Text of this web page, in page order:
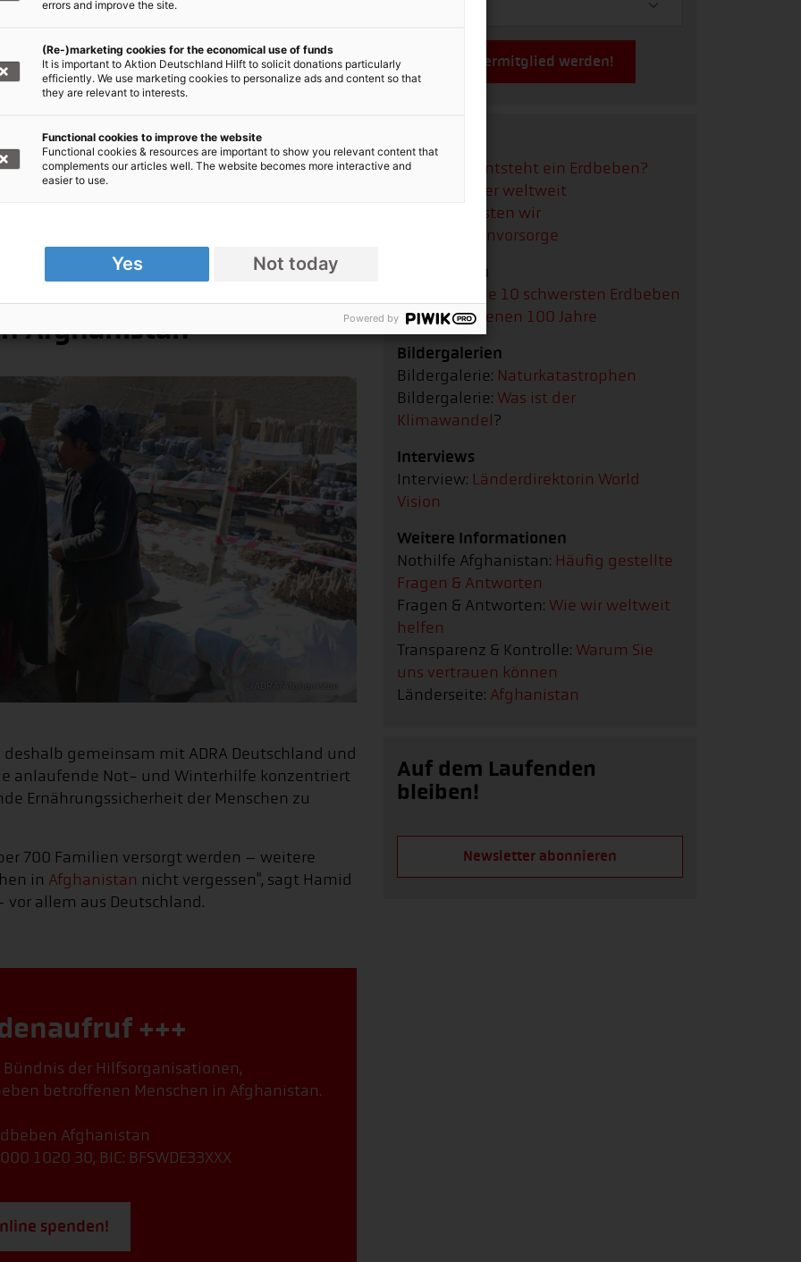
bebte, waren er und sein Team
waren vom Erdbeben betroffen. Häuser
zusammen. Die Helferinnen und Helfer
Provinzen mit ersten Maßnahmen
Güter wurden bereitgestellt,
weiterhin Hilfe – besonders in den
sind alle Probleme große Probleme",
Gebiete waren aufgrund ihrer
der Behörden bereits benachteiligt
Tausende von Familien dauerhaft ihre
Afghanistan
© ADRA/Afghanistan
gemeinsam mit ADRA Deutschland und
anlaufende Not- und Winterhilfe konzentriert
Ernährungssicherheit der Menschen zu
700 Familien versorgt werden – weitere
in Afghanistan nicht vergessen", sagt Hamid
allem aus Deutschland.
+++
der Hilfsorganisationen,
betroffenen Menschen in Afghanistan.
Afghanistan
1020 30, BIC: BFSWDE33XXX
spenden!
Jetzt Fördermitglied werden!
Videos
Video:
Wie entsteht ein Erdbeben?
Hunger weltweit
So leisten wir
Katastrophenvorsorge
Infografiken
Die 10 schwersten Erdbeben
der vergangenen 100 Jahre
Bildergalerien
Bildergalerie: Naturkatastrophen
Bildergalerie: Was ist der
Klimawandel?
Interviews
Interview: Länderdirektorin World
Vision
Weitere Informationen
Nothilfe Afghanistan: Häufig gestellte
Fragen & Antworten
Fragen & Antworten: Wie wir weltweit
helfen
Transparenz & Kontrolle: Warum Sie
uns vertrauen können
Länderseite: Afghanistan
Auf dem Laufenden
bleiben!
Newsletter abonnieren
errors and improve the site.
(Re-)marketing cookies for the economical use of funds
It is important to Aktion Deutschland Hilft to solicit donations particularly
efficiently. We use marketing cookies to personalize ads and content so that
they are relevant to interests.
Functional cookies to improve the website
Functional cookies & resources are important to show you relevant content that
complements our articles well. The website becomes more interactive and
easier to use.
Yes Not today
Powered by